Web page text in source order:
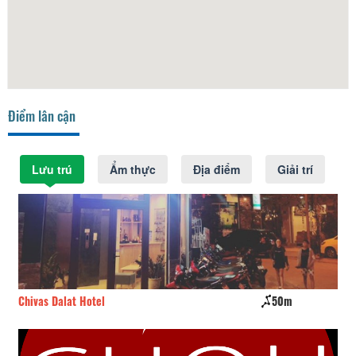
Điểm lân cận
Lưu trú Ẩm thực Địa điểm Giải trí
Chivas Dalat Hotel 50m